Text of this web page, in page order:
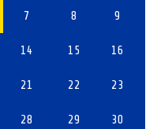
7 8 9
14 15 16
21 22 23
28 29 30